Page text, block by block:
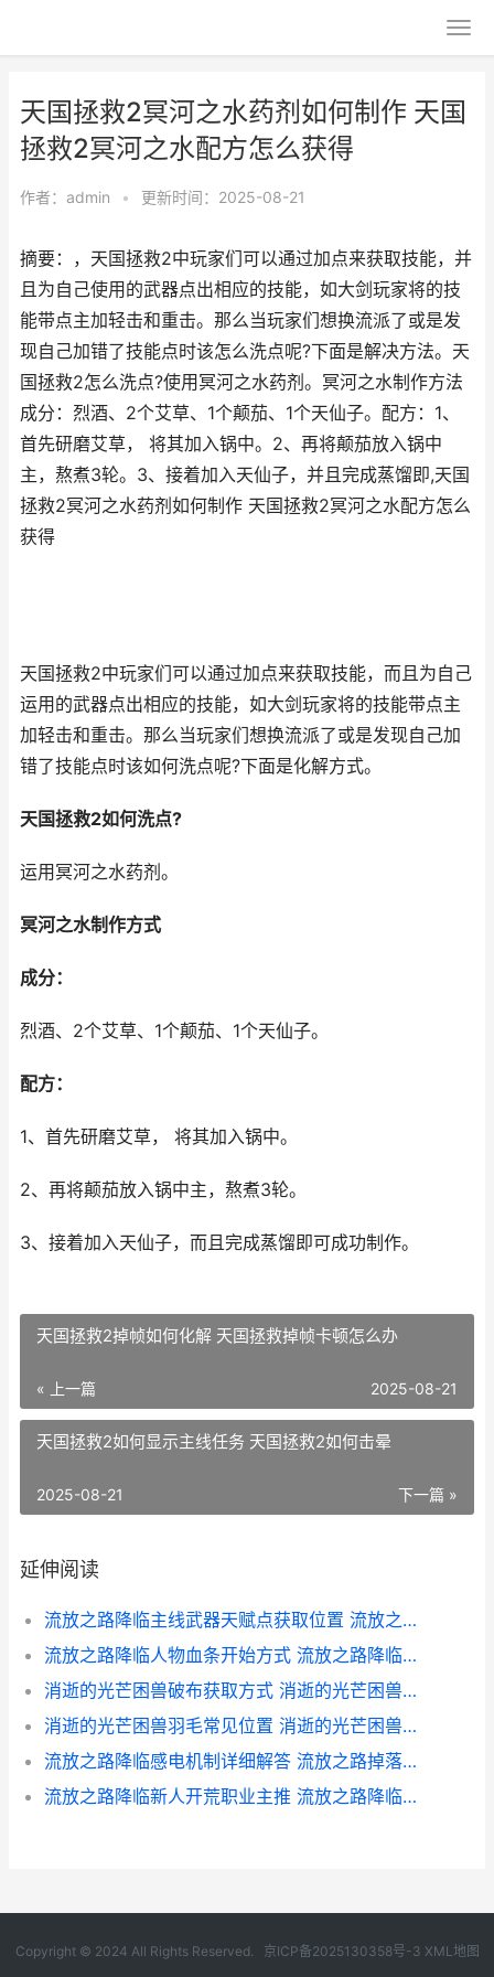
天国拯救2冥河之水药剂如何制作 天国
拯救2冥河之水配方怎么获得
作者： admin • 更新时间：2025-08-21
摘要：，天国拯救2中玩家们可以通过加点来获取技能，并
且为自己使用的武器点出相应的技能，如大剑玩家将的技
能带点主加轻击和重击。那么当玩家们想换流派了或是发
现自己加错了技能点时该怎么洗点呢?下面是解决方法。天
国拯救2怎么洗点?使用冥河之水药剂。冥河之水制作方法
成分：烈酒、2个艾草、1个颠茄、1个天仙子。配方：1、
首先研磨艾草， 将其加入锅中。2、再将颠茄放入锅中
主，熬煮3轮。3、接着加入天仙子，并且完成蒸馏即,天国
拯救2冥河之水药剂如何制作 天国拯救2冥河之水配方怎么
获得
天国拯救2中玩家们可以通过加点来获取技能，而且为自己
运用的武器点出相应的技能，如大剑玩家将的技能带点主
加轻击和重击。那么当玩家们想换流派了或是发现自己加
错了技能点时该如何洗点呢?下面是化解方式。
天国拯救2如何洗点?
运用冥河之水药剂。
冥河之水制作方式
成分：
烈酒、2个艾草、1个颠茄、1个天仙子。
配方：
1、首先研磨艾草， 将其加入锅中。
2、再将颠茄放入锅中主，熬煮3轮。
3、接着加入天仙子，而且完成蒸馏即可成功制作。
天国拯救2掉帧如何化解 天国拯救掉帧卡顿怎么办
« 上一篇 2025-08-21
天国拯救2如何显示主线任务 天国拯救2如何击晕
下一篇 »
2025-08-21
延伸阅读
流放之路降临主线武器天赋点获取位置 流放之路灌注的降临之地
流放之路降临人物血条开始方式 流放之路降临之地地图在哪掉落
消逝的光芒困兽破布获取方式 消逝的光芒困兽保险箱密码
消逝的光芒困兽羽毛常见位置 消逝的光芒困兽流程多长
流放之路降临感电机制详细解答 流放之路掉落提醒
流放之路降临新人开荒职业主推 流放之路降临新预告来袭
Copyright © 2024 All Rights Reserved. 京ICP备2025130358号-3 XML地图